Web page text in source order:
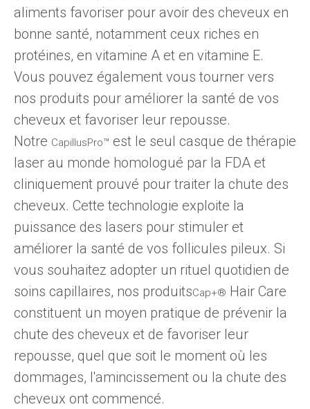
aliments favoriser pour avoir des cheveux en
bonne santé, notamment ceux riches en
protéines, en vitamine A et en vitamine E.
Vous pouvez également vous tourner vers
nos produits pour améliorer la santé de vos
cheveux et favoriser leur repousse.
Notre CapillusPro™ est le seul casque de thérapie
laser au monde homologué par la FDA et
cliniquement prouvé pour traiter la chute des
cheveux. Cette technologie exploite la
puissance des lasers pour stimuler et
améliorer la santé de vos follicules pileux. Si
vous souhaitez adopter un rituel quotidien de
soins capillaires, nos produitsCap+® Hair Care
constituent un moyen pratique de prévenir la
chute des cheveux et de favoriser leur
repousse, quel que soit le moment où les
dommages, l'amincissement ou la chute des
cheveux ont commencé.